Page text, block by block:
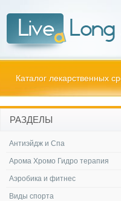
Каталог лекарственных
РАЗДЕЛЫ
Антиэйдж и Спа
Арома Хромо Гидро терапия
Аэробика и фитнес
Виды спорта